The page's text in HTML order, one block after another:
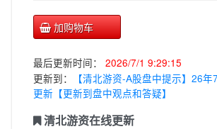
加购物车
最后更新时间： 2026/7/1 9:29:15
更新到：
【清北游资-A股盘中提示】26
更新【更新到盘中观点和答疑】
清北游资在线更新